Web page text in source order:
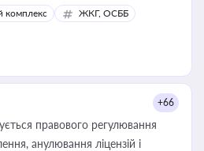
комплекс ЖКГ, ОСББ
+66
правового регулювання
анулювання ліцензій і